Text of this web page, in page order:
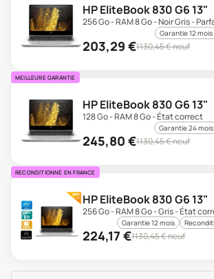
HP EliteBook 830 G6 13"
256 Go - RAM 8 Go - Noir Gris -
Garantie 12 mois
203,29 €1130,45€ neuf
MEILLEURE GARANTIE
HP EliteBook 830 G6 13"
128 Go - RAM 8 Go - État correct
Garantie 24 mois
245,80 €1130,45€ neuf
RECONDITIONNÉ EN FRANCE
HP EliteBook 830 G6 13"
256 Go - RAM 8 Go - Gris - État
Garantie 12 mois
224,17 €1130,45€ neuf